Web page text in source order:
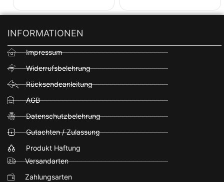
INFORMATIONEN
Impressum
Widerrufsbelehrung
Rücksendeanleitung
AGB
Datenschutzbelehrung
Gutachten / Zulassung
Produkt Haftung
Versandarten
Zahlungsarten